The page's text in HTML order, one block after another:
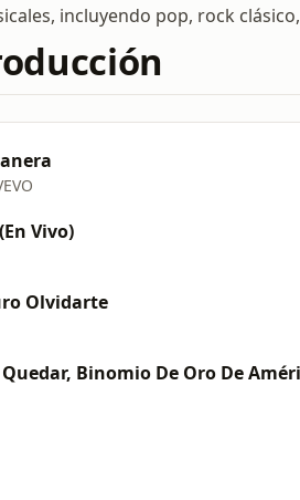
incluyendo pop, rock
Vivo)
Olvidarte
Binomio De Oro De